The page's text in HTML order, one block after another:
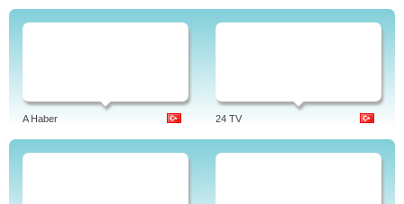
A Haber 24 TV